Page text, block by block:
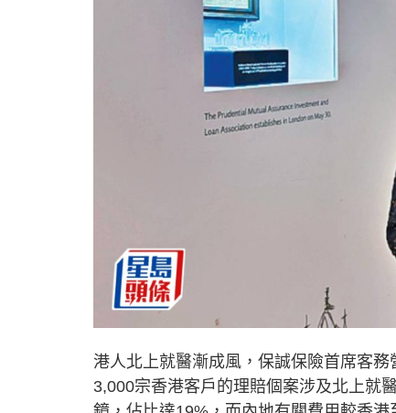
港人北上就醫漸成風，保誠保險首席客
3,000宗香港客戶的理賠個案涉及北上就